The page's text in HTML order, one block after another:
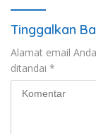
Tinggalkan
Alamat email
ditandai *